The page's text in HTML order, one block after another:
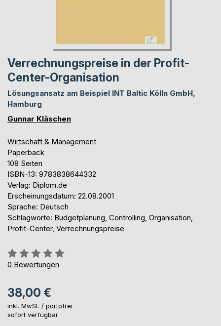
Verrechnungspreise in der Profit-
Center-Organisation
Lösungsansatz am Beispiel INT Baltic Kölln GmbH,
Hamburg
Gunnar Kläschen
Wirtschaft & Management
Paperback
108 Seiten
ISBN-13: 9783838644332
Verlag: Diplom.de
Erscheinungsdatum: 22.08.2001
Sprache: Deutsch
Schlagworte: Budgetplanung, Controlling, Organisation,
Profit-Center, Verrechnungspreise
Bewertung::
0%
0 Bewertungen
38,00 €
inkl. MwSt. / portofrei
sofort verfügbar